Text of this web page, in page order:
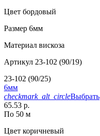
Цвет бордовый
Размер 6мм
Материал вискоза
Артикул 23-102 (90/19)
23-102 (90/25)
6мм
checkmark_alt_circleВыбрать
65.53 р.
По 50 м
Цвет коричневый